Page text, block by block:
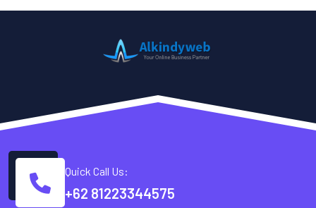
Quick Call Us:
+62 81223344575